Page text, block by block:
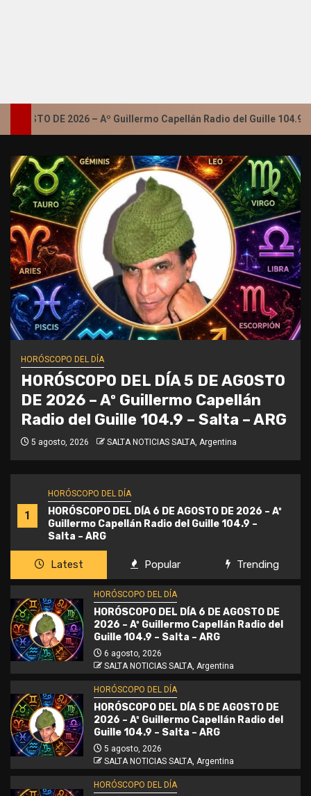
DE 2026 – Aº Guillermo Capellán Radio del Guille 104.9 – Salta
1
HORÓSCOPO DEL DÍA
HORÓSCOPO DEL DÍA 6 DE AGOSTO DE 2026 – Aº
Guillermo Capellán Radio del Guille 104.9 –
Salta – ARG
HORÓSCOPO DEL DÍA
HORÓSCOPO DEL DÍA 5 DE AGOSTO
DE 2026 – Aº Guillermo Capellán
Radio del Guille 104.9 – Salta – ARG
5 agosto, 2026 SALTA NOTICIAS SALTA, Argentina
Latest Popular Trending
HORÓSCOPO DEL DÍA
HORÓSCOPO DEL DÍA 6 DE AGOSTO DE
2026 – Aº Guillermo Capellán Radio del
Guille 104.9 – Salta – ARG
6 agosto, 2026
SALTA NOTICIAS SALTA, Argentina
HORÓSCOPO DEL DÍA
HORÓSCOPO DEL DÍA 5 DE AGOSTO DE
2026 – Aº Guillermo Capellán Radio del
Guille 104.9 – Salta – ARG
5 agosto, 2026
SALTA NOTICIAS SALTA, Argentina
HORÓSCOPO DEL DÍA